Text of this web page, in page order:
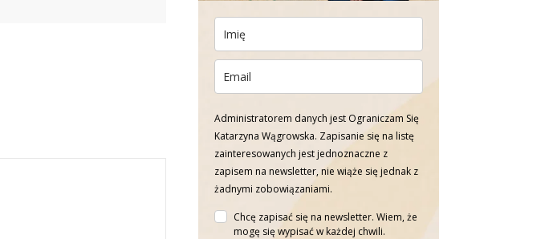
Administratorem danych jest Ograniczam Się
Katarzyna Wągrowska. Zapisanie się na listę
zainteresowanych jest jednoznaczne z
zapisem na newsletter, nie wiąże się jednak z
żadnymi zobowiązaniami.
Chcę zapisać się na newsletter. Wiem, że
mogę się wypisać w każdej chwili.